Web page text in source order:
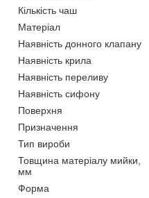
Кількість чаш
Матеріал
Наявність донного клапану
Наявність крила
Наявність переливу
Наявність сифону
Поверхня
Призначення
Тип вироби
Товщина матеріалу мийки,
мм
Форма